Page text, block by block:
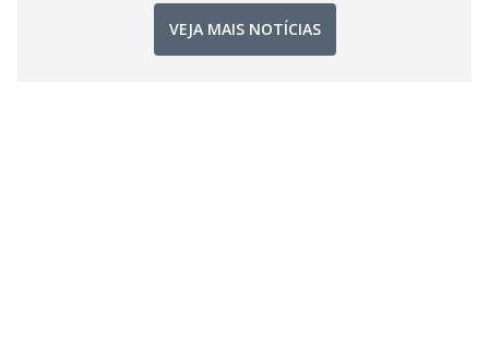
VEJA MAIS NOTÍCIAS